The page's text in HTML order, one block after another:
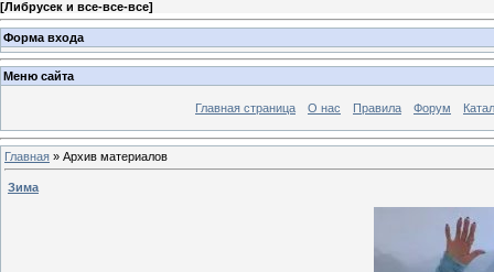
[Либрусек и все-все-все]
Форма входа
Меню сайта
Главная страница О нас Правила Форум
Главная » Архив материалов
Зима